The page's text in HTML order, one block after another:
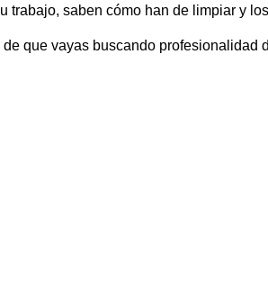
trabajo, saben cómo han de limpiar y
que vayas buscando profesionalidad